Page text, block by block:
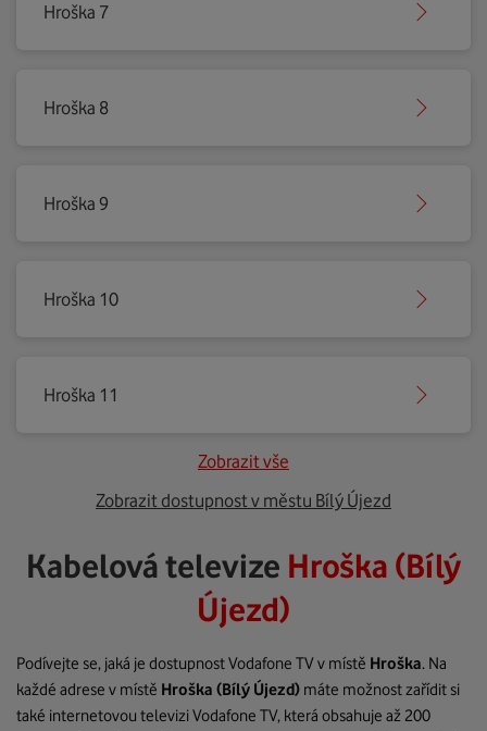
Hroška 7
Hroška 8
Hroška 9
Hroška 10
Hroška 11
Zobrazit vše
Zobrazit dostupnost v městu Bílý Újezd
Kabelová televize Hroška (Bílý
Újezd)
Podívejte se, jaká je dostupnost Vodafone TV v místě Hroška. Na
každé adrese v místě Hroška (Bílý Újezd) máte možnost zařídit si
také internetovou televizi Vodafone TV, která obsahuje až 200